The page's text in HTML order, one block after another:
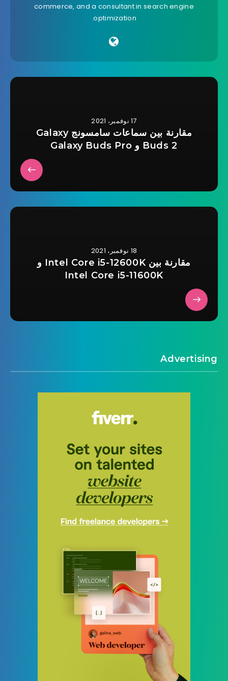
commerce, and a consultant in search engine
optimization.
17 نوفمبر، 2021
مقارنة بين سماعات سامسونج Galaxy
Buds 2 و Galaxy Buds Pro
18 نوفمبر، 2021
مقارنة بين Intel Core i5-12600K و
Intel Core i5-11600K
Advertising